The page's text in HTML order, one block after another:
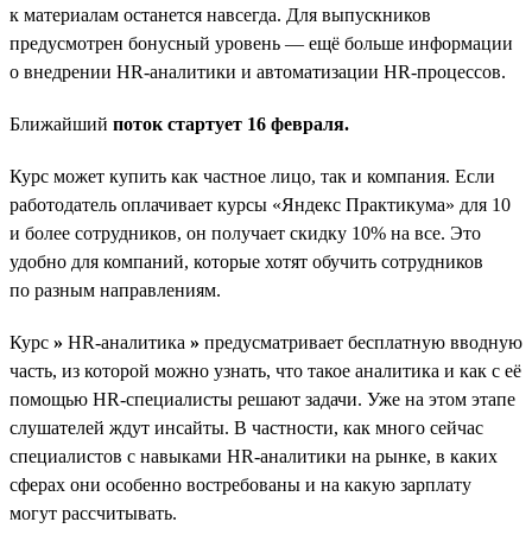
к материалам останется навсегда. Для выпускников
предусмотрен бонусный уровень — ещё больше информации
о внедрении HR-аналитики и автоматизации HR-процессов.
Ближайший поток стартует 16 февраля.
Курс может купить как частное лицо, так и компания. Если
работодатель оплачивает курсы «Яндекс Практикума» для 10
и более сотрудников, он получает скидку 10% на все. Это
удобно для компаний, которые хотят обучить сотрудников
по разным направлениям.
Курс » HR-аналитика » предусматривает бесплатную вводную
часть, из которой можно узнать, что такое аналитика и как с её
помощью HR-специалисты решают задачи. Уже на этом этапе
слушателей ждут инсайты. В частности, как много сейчас
специалистов с навыками HR-аналитики на рынке, в каких
сферах они особенно востребованы и на какую зарплату
могут рассчитывать.